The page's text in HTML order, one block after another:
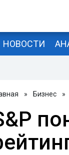
НОВОСТИ
» Бизнес »